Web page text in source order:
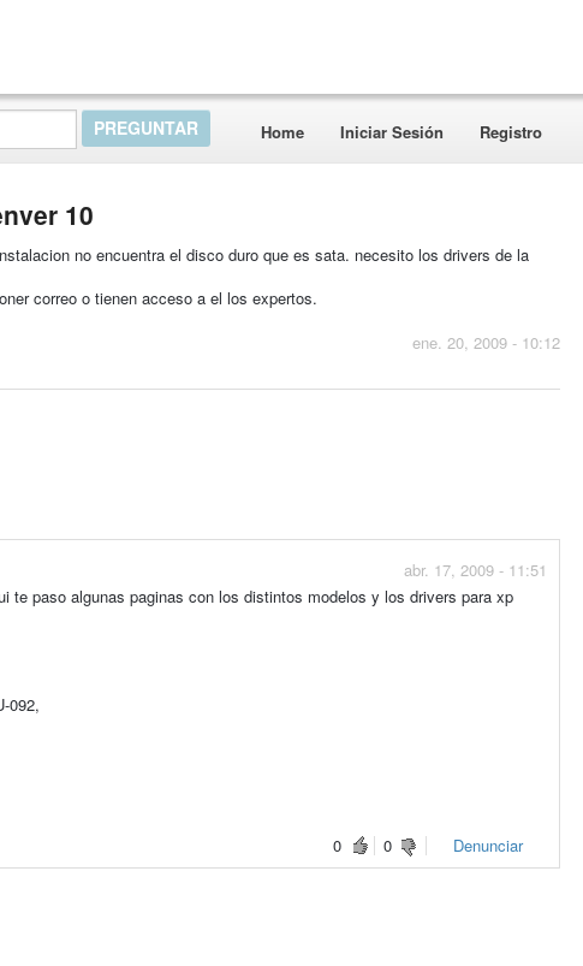
Home Iniciar Sesión Registro
10
no encuentra el disco duro que es sata. necesito los drivers de la
correo o tienen acceso a el los expertos.
ene. 20, 2009 - 10:12
abr. 17, 2009 - 11:51
te paso algunas paginas con los distintos modelos y los drivers para xp
092,
0
0 Denunciar